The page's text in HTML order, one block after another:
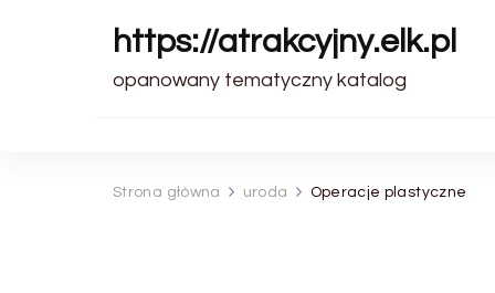
https://atrakcyjny.elk.pl
opanowany tematyczny katalog
Strona główna uroda Operacje plastyczne